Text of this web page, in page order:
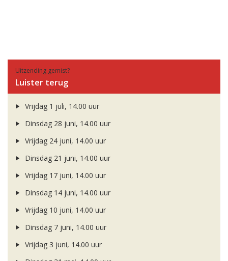
Uitzending gemist?
Luister terug
Vrijdag 1 juli, 14.00 uur
Dinsdag 28 juni, 14.00 uur
Vrijdag 24 juni, 14.00 uur
Dinsdag 21 juni, 14.00 uur
Vrijdag 17 juni, 14.00 uur
Dinsdag 14 juni, 14.00 uur
Vrijdag 10 juni, 14.00 uur
Dinsdag 7 juni, 14.00 uur
Vrijdag 3 juni, 14.00 uur